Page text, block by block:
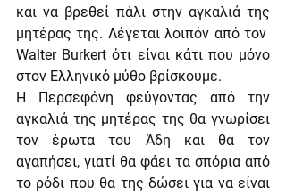
και να βρεθεί πάλι στην αγκαλιά της
μητέρας της. Λέγεται λοιπόν από τον
Walter Burkert ότι είναι κάτι που μόνο
στον Ελληνικό μύθο βρίσκουμε.
Η Περσεφόνη φεύγοντας από την
αγκαλιά της μητέρας της θα γνωρίσει
τον έρωτα του Άδη και θα τον
αγαπήσει, γιατί θα φάει τα σπόρια από
το ρόδι που θα της δώσει για να είναι